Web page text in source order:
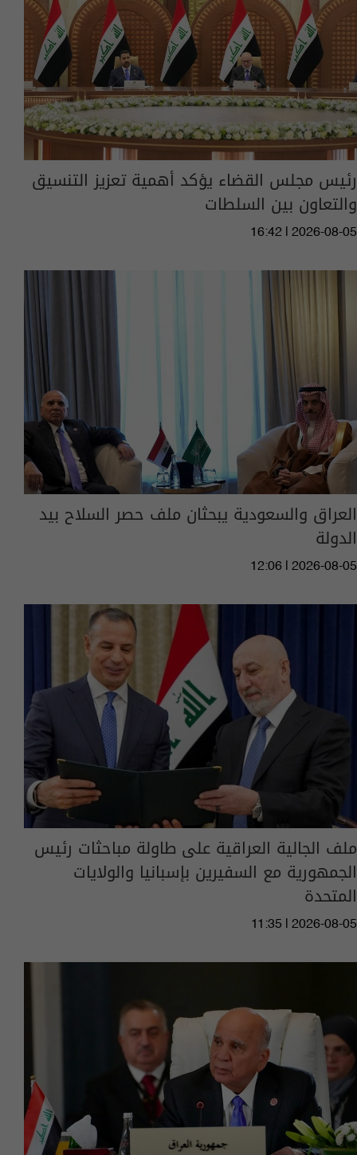
رئيس مجلس القضاء يؤكد أهمية تعزيز التنسيق
والتعاون بين السلطات
16:42 | 2026-08-05
العراق والسعودية يبحثان ملف حصر السلاح بيد
الدولة
12:06 | 2026-08-05
ملف الجالية العراقية على طاولة مباحثات رئيس
الجمهورية مع السفيرين بإسبانيا والولايات
المتحدة
11:35 | 2026-08-05